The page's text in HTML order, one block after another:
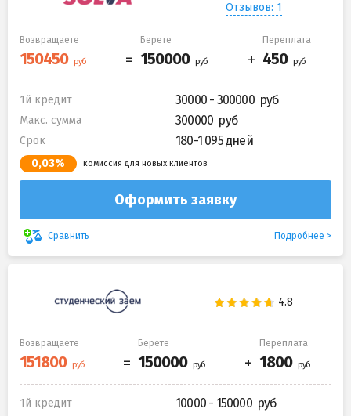
Отзывов: 1
Возвращаете Берете Переплата
1й кредит 30000 - 300000
Макс. сумма 300000
Срок 180-1 095 дней
0,03% комиссия для новых клиентов
Оформить заявку
Сравнить Подробнее
Возвращаете Берете Переплата
1й кредит 10000 - 150000